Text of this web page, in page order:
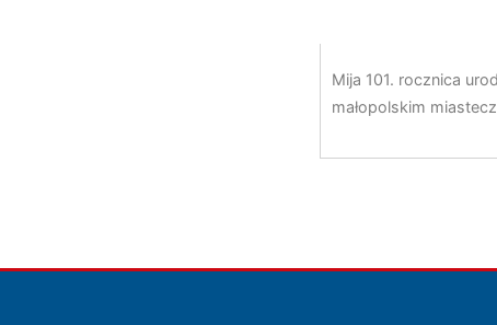
Mija 101. rocznica
małopolskim